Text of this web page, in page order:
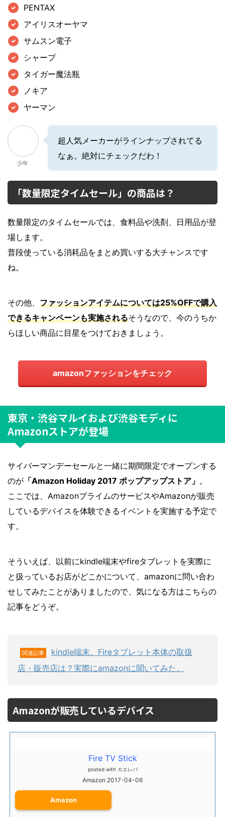
PENTAX
アイリスオーヤマ
サムスン電子
シャープ
タイガー魔法瓶
ノキア
ヤーマン
少年
超人気メーカーがラインナップされてる
なぁ。絶対にチェックだわ！
「数量限定タイムセール」の商品は？
数量限定のタイムセールでは、食料品や洗剤、日用品が登
場します。
普段使っている消耗品をまとめ買いする大チャンスです
ね。
その他、 ファッションアイテムについては25%OFFで購入
できるキャンペーンも実施されるそうなので、今のうちか
らほしい商品に目星をつけておきましょう。
amazonファッションをチェック
東京・渋谷マルイおよび渋谷モディに
Amazonストアが登場
サイバーマンデーセールと一緒に期間限定でオープンする
のが 「Amazon Holiday 2017 ポップアップストア」 。
ここでは、AmazonプライムのサービスやAmazonが販売
しているデバイスを体験できるイベントを実施する予定で
す。
そういえば、以前にkindle端末やfireタブレットを実際に
と扱っているお店がどこかについて、amazonに問い合わ
せしてみたことがありましたので、気になる方はこちらの
記事をどうぞ。
関連記事
kindle端末、Fireタブレット本体の取扱
店・販売店は？実際にamazonに聞いてみた。
Amazonが販売しているデバイス
Fire TV Stick
posted with カエレバ
Amazon 2017-04-06
Amazon